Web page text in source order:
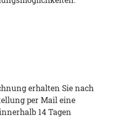
erhalten Sie nach
per Mail eine
14 Tagen